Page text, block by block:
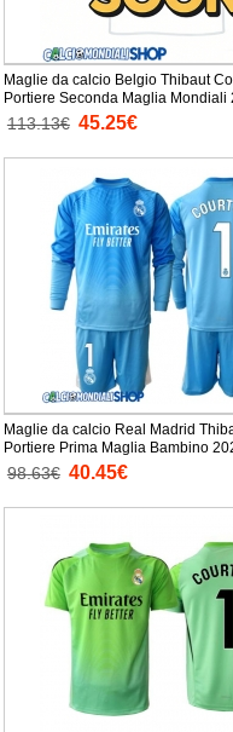
Maglie da calcio Belgio Thibaut
Portiere Seconda Maglia Mondiali 2026
Lunga
113.13€ 45.25€
Maglie da calcio Real Madrid
Portiere Prima Maglia Bambino
Lunga + Pantaloni corti)
98.63€ 40.45€